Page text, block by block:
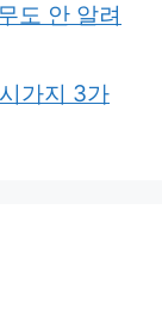
도 안 알려
가지 3가